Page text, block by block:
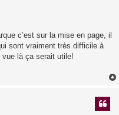
c’est sur la mise en page, il
sont vraiment très difficile à
vue là ça serait utile!